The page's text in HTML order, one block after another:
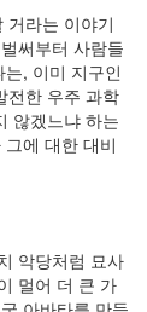
거라는 이야기
써부터 사람들
, 이미 지구인
전한 우주 과학
않겠느냐 하는
에 대한 대비
악당처럼 묘사
멀어 더 큰 가